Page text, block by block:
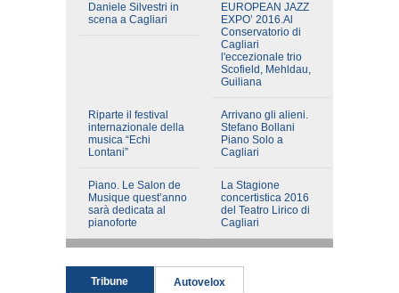
Daniele Silvestri in
scena a Cagliari
EUROPEAN JAZZ
EXPO’ 2016.Al
Conservatorio di
Cagliari
l'eccezionale trio
Scofield, Mehldau,
Guiliana
Riparte il festival
internazionale della
musica “Echi
Lontani”
Arrivano gli alieni.
Stefano Bollani
Piano Solo a
Cagliari
Piano. Le Salon de
Musique quest’anno
sarà dedicata al
pianoforte
La Stagione
concertistica 2016
del Teatro Lirico di
Cagliari
Tribune Autovelox